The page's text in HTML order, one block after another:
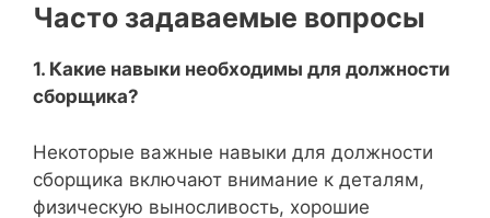
Часто задаваемые вопросы
1. Какие навыки необходимы для должности
сборщика?
Некоторые важные навыки для должности
сборщика включают внимание к деталям,
физическую выносливость, хорошие